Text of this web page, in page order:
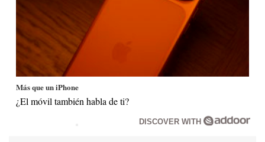
Más que un iPhone
¿El móvil también habla de ti?
DISCOVER WITH